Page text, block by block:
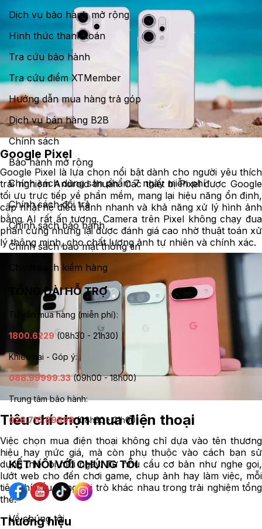
Google Pixel
Google Pixel là lựa chọn nổi bật dành cho người yêu thích
trải nghiệm Android thuần. Các thiết bị Pixel được Google
tối ưu trực tiếp về phần mềm, mang lại hiệu năng ổn định,
cập nhật hệ điều hành nhanh và khả năng xử lý hình ảnh
bằng AI rất ấn tượng. Camera trên Pixel không chạy đua
phần cứng nhưng lại được đánh giá cao nhờ thuật toán xử
lý thông minh, cho chất lượng ảnh tự nhiên và chính xác.
Tiêu chí chọn mua điện thoại
Việc chọn mua điện thoại không chỉ dựa vào tên thương
hiệu hay mức giá, mà còn phụ thuộc vào cách bạn sử
dụng thiết bị mỗi ngày. Từ nhu cầu cơ bản như nghe gọi,
lướt web cho đến chơi game, chụp ảnh hay làm việc, mỗi
tiêu chí đều đóng vai trò khác nhau trong trải nghiệm tổng
thể.
Thương hiệu
Dịch vụ bảo hành mở rộng
Hình thức thanh toán
Tra cứu bảo hành
Tra cứu điểm XTMember
Hướng dẫn mua hàng trả góp
Dịch vụ bán hàng B2B
Chính sách
Bảo hành mở rộng
Chính sách dùng sản phẩm 7 ngày miễn phí
Chính sách đổi trả
Chính sách bảo hành
Chính sách bảo mật thông tin
Chính sách kiểm hàng
TỔNG ĐÀI HỖ TRỢ
Tư vấn mua hàng (miễn phí):
1800.6229(08h30 - 21h30)
Khiếu nại - Góp ý:
088.99999.33(09h00 - 18h00)
Trung tâm bảo hành:
028.710.89898(08h30 - 21h00)
KẾT NỐI VỚI CHÚNG TÔI
Về chúng tôi